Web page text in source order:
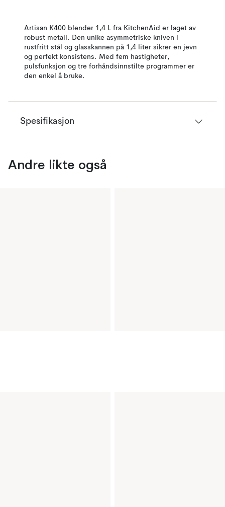
Artisan K400 blender 1,4 L fra KitchenAid er laget av
robust metall. Den unike asymmetriske kniven i
rustfritt stål og glasskannen på 1,4 liter sikrer en jevn
og perfekt konsistens. Med fem hastigheter,
pulsfunksjon og tre forhåndsinnstilte programmer er
den enkel å bruke.
Spesifikasjon
Andre likte også